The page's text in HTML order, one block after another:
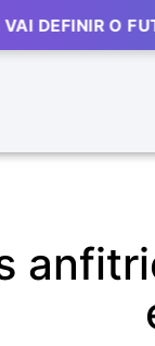
O FUTURO DO